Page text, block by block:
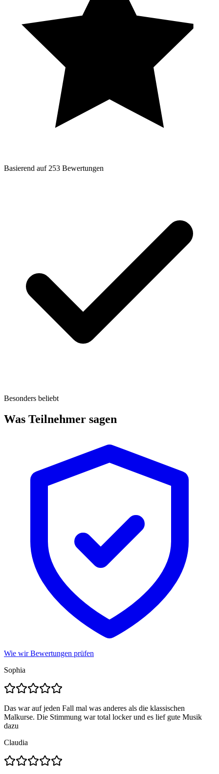
Basierend auf 253 Bewertungen
Besonders beliebt
Was Teilnehmer sagen
Wie wir Bewertungen prüfen
Sophia
Das war auf jeden Fall mal was anderes als die klassischen
Malkurse. Die Stimmung war total locker und es lief gute Musik
dazu
Claudia